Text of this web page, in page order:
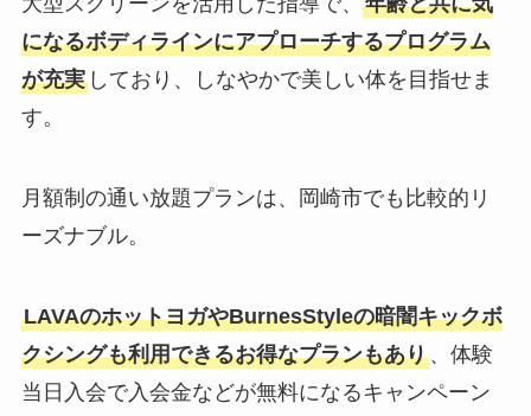
になるボディラインにアプローチするプログラム
が充実しており、しなやかで美しい体を目指せま
す。
月額制の通い放題プランは、岡崎市でも比較的リ
ーズナブル。
LAVAのホットヨガやBurnesStyleの暗闇キックボ
クシングも利用できるお得なプランもあり、体験
当日入会で入会金などが無料になるキャンペーン